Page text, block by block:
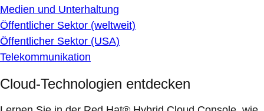
Medien und Unterhaltung
Öffentlicher Sektor (weltweit)
Öffentlicher Sektor (USA)
Telekommunikation
Cloud-Technologien entdecken